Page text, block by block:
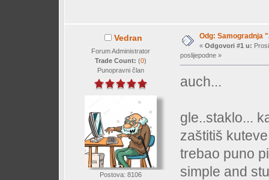
Vedran
Forum Administrator
Trade Count: (0)
Punopravni član
Postova: 8106
Odg: Samogradnja
« Odgovori #1 u:
poslijepodne »
auch...
gle..staklo...
zaštitiš
trebao puno
simple and